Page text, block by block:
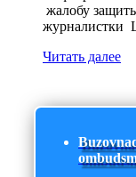
жалобу
журналистки
Читать далее